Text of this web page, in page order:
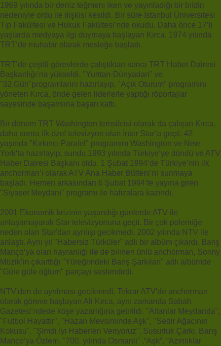
1969 yılında bir deniz teğmeni iken ve yayınladığı bir bildiri
nedeniyle ordu ile ilişkisi kesildi. Bir süre İstanbul Üniversitesi
Tıp Fakültesi ve Hukuk Fakültesi’nde okudu. Daha önce 17’li
yaşlarda medyaya ilgi duymaya başlayan Kırca, 1974 yılında
TRT’de muhabir olarak mesleğe başladı.
TRT’de çeşitli görevlerde çalıştıktan sonra TRT Haber Dairesi
Başkanlığı’na yükseldi. "Yurttan-Dünyadan" ve
"32.Gün"programlarını hazırlayıp, "Açık Oturum" programını
yöneten Kırca, önde gelen liderlerle yaptığı röportajlar
sayesinde başarısına başarı kattı.
Bir dönem TRT Washington temsilcisi olarak da çalışan Kırca,
daha sonra ilk özel televizyon olan İnter Star’a geçti. 42
yaşında "Kırkıncı Paralel" programını Washington ve New
York‘ta hazırlayıp, sundu.1993 yılında Türkiye’ye döndü ve ATV
Haber Dairesi Başkanı oldu. 1 Şubat 1994’de Türkiye’nin ilk
anchorman’i olarak ATV Ana Haber Bülteni’ni sunmaya
başladı. Hemen arkasından 6 Şubat 1994’te yayına giren
"Siyaset Meydanı" programı ile hafızalara kazındı.
2001 Ekonomik krizinin yaşandığı günlerde ATV ile
anlaşamayarak Star televizyonuna geçti. Bir çok polemiğe
neden olan Star'dan ayrılışı gecikmedi. 2002 yılında NTV ile
anlaştı. Aynı yıl "Habersiz Türküler" adlı bir albüm çıkardı. Barış
Manço’ya olan hayranlığı ile de bilinen ünlü anchorman, Sonny
Müzik’in çıkarttığı "Yüreğimdeki Barış Şarkıları" adlı albümde
"Güle güle oğlum" parçayı seslendirdi.
NTV'den de ayrılması gecikmedi. Tekrar ATV'de anchorman
olarak göreve başlayan Ali Kırca, aynı zamanda Sabah
Gazetesi’ndede köşe yazarlığına getirildi. "Altanlar Meydanda",
"Futbol Hayattır", "Hazan Mevsiminde Aşk", "Sedir Ağacının
Kokusu", "Şimdi İyi Haberleri Veriyoruz", Susurluk Çarkı, Barış
Manço’ya Özlem, "700. yılında Osmanlı" ,“Aşk”, “Azınlıklar